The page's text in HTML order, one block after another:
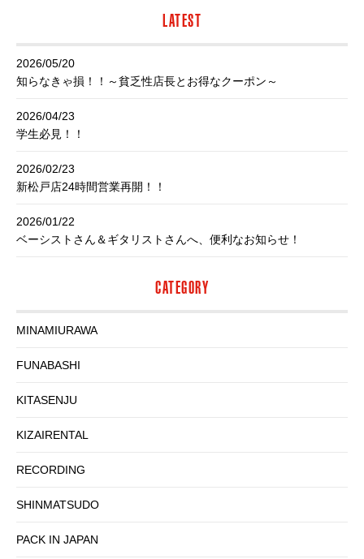
LATEST
2026/05/20
知らなきゃ損！！～貧乏性店長とお得なクーポン～
2026/04/23
学生必見！！
2026/02/23
新松戸店24時間営業再開！！
2026/01/22
ベーシストさん＆ギタリストさんへ、便利なお知らせ！
CATEGORY
MINAMIURAWA
FUNABASHI
KITASENJU
KIZAIRENTAL
RECORDING
SHINMATSUDO
PACK IN JAPAN